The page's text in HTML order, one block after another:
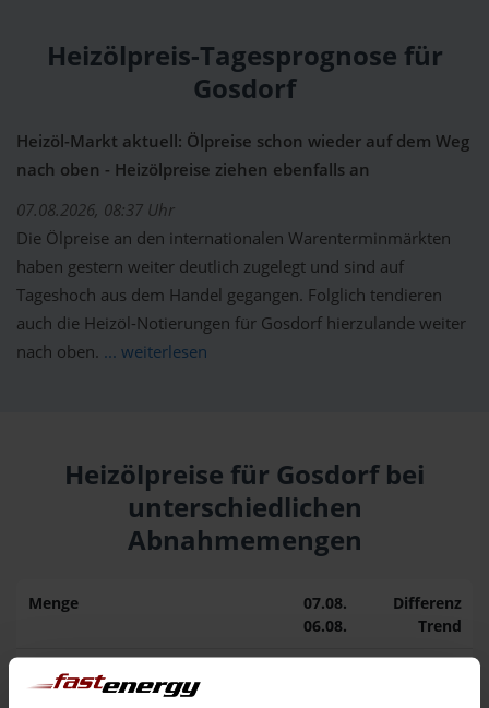
Heizölpreis-Tagesprognose für
Gosdorf
Heizöl-Markt aktuell: Ölpreise schon wieder auf dem Weg
nach oben - Heizölpreise ziehen ebenfalls an
07.08.2026, 08:37 Uhr
Die Ölpreise an den internationalen Warenterminmärkten
haben gestern weiter deutlich zugelegt und sind auf
Tageshoch aus dem Handel gegangen. Folglich tendieren
auch die Heizöl-Notierungen für Gosdorf hierzulande weiter
nach oben. ... weiterlesen
Heizölpreise für Gosdorf bei
unterschiedlichen
Abnahmemengen
Menge
07.08.
06.08.
Differenz
Trend
1.000 Liter